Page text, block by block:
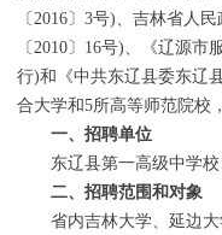
〔2016〕3号)、吉林省人
〔2010〕16号)、《辽源
行)和《中共东辽县委东辽
合大学和5所高等师范院校
一、招聘单位
东辽县第一高级中学校
二、招聘范围和对象
省内吉林大学、延边大